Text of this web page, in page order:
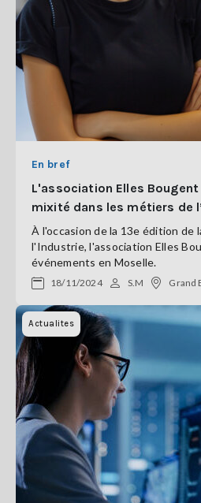
En bref
L'association Elles
mixité dans les métiers de
À l'occasion de la 13e édition de
l'Industrie, l'association Elles
événements en Moselle.
18/11/2024 S.M Grand
Actualites